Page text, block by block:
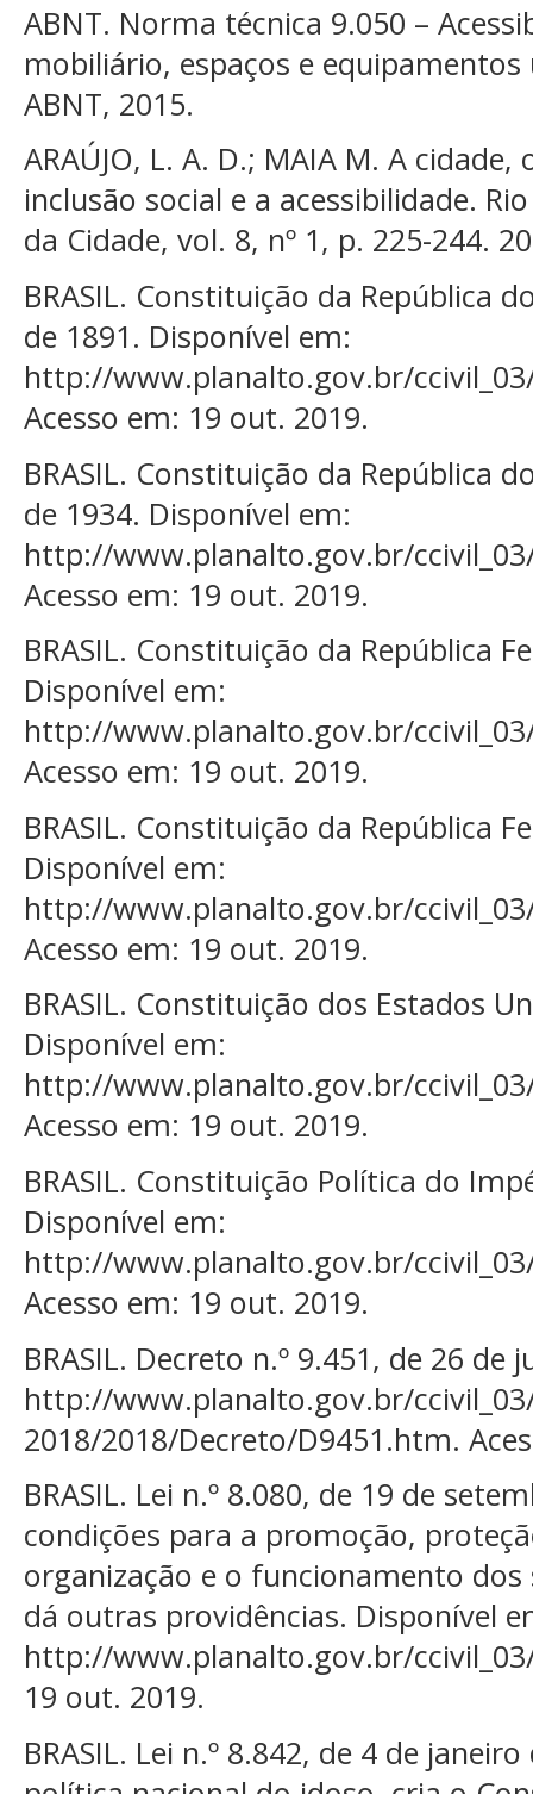
ABNT. Norma técnica 9.050 –
mobiliário, espaços e equipamentos
ABNT, 2015.
ARAÚJO, L. A. D.; MAIA M. A
inclusão social e a acessibilidade.
da Cidade, vol. 8, nº 1, p. 225-244.
BRASIL. Constituição da República
de 1891. Disponível em:
http://www.planalto.gov.br/
Acesso em: 19 out. 2019.
BRASIL. Constituição da República
de 1934. Disponível em:
http://www.planalto.gov.br/
Acesso em: 19 out. 2019.
BRASIL. Constituição da República
Disponível em:
http://www.planalto.gov.br/
Acesso em: 19 out. 2019.
BRASIL. Constituição da República
Disponível em:
http://www.planalto.gov.br/
Acesso em: 19 out. 2019.
BRASIL. Constituição dos Estados
Disponível em:
http://www.planalto.gov.br/
Acesso em: 19 out. 2019.
BRASIL. Constituição Política do
Disponível em:
http://www.planalto.gov.br/
Acesso em: 19 out. 2019.
BRASIL. Decreto n.º 9.451, de 26
http://www.planalto.gov.br/
2018/2018/Decreto/D9451.htm.
BRASIL. Lei n.º 8.080, de 19 de
condições para a promoção,
organização e o funcionamento
dá outras providências. Disponível
http://www.planalto.gov.br/
19 out. 2019.
BRASIL. Lei n.º 8.842, de 4 de